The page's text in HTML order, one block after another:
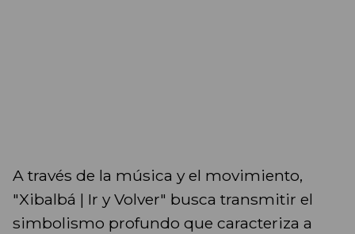
A través de la música y el movimiento,
"Xibalbá | Ir y Volver" busca transmitir el
simbolismo profundo que caracteriza a